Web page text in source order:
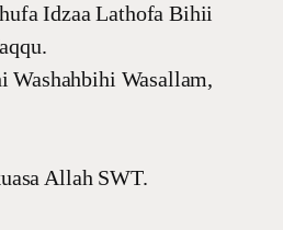
Idzaa Lathofa Bihii
Washahbihi Wasallam,
Allah SWT.